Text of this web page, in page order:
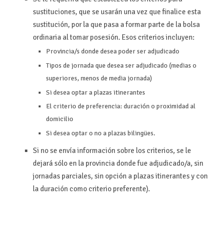
sustituciones, que se usarán una vez que finalice esta
sustitución, por la que pasa a formar parte de la bolsa
ordinaria al tomar posesión. Esos criterios incluyen:
Provincia/s donde desea poder ser adjudicado
Tipos de jornada que desea ser adjudicado (medias o
superiores, menos de media jornada)
Si desea optar a plazas itinerantes
El criterio de preferencia: duración o proximidad al
domicilio
Si desea optar o no aplazas bilingües.
Si no se envía información sobre los criterios, se le
dejará sólo en la provincia donde fue adjudicado/a, sin
jornadas parciales, sin opción a plazas itinerantes y con
la duración como criterio preferente).